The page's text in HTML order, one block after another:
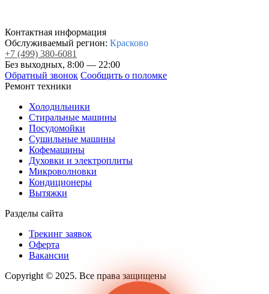
Контактная информация
Обслуживаемый регион: Красково
+7 (499) 380-6081
Без выходных, 8:00 — 22:00
Обратный звонок Сообщить о поломке
Ремонт техники
Холодильники
Стиральные машины
Посудомойки
Сушильные машины
Кофемашины
Духовки и электроплиты
Микроволновки
Кондиционеры
Вытяжки
Разделы сайта
Трекинг заявок
Оферта
Вакансии
Copyright © 2025. Все права защищены